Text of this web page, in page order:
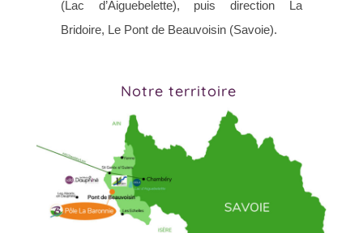
(Lac d’Aiguebelette), puis direction La
Bridoire, Le Pont de Beauvoisin (Savoie).
Notre territoire